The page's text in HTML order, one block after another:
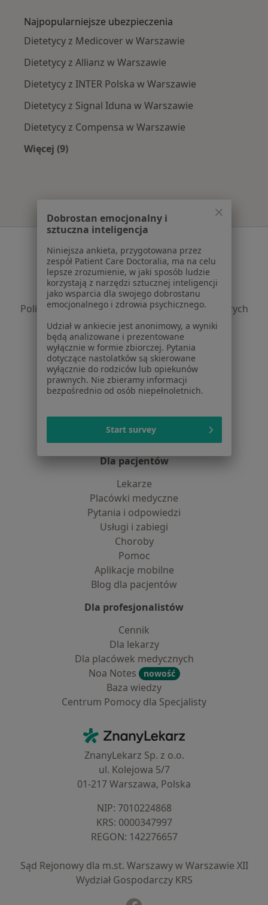
Najpopularniejsze ubezpieczenia
Dietetycy z Medicover w Warszawie
Dietetycy z Allianz w Warszawie
Dietetycy z INTER Polska w Warszawie
Dietetycy z Signal Iduna w Warszawie
Dietetycy z Compensa w Warszawie
Więcej (9)
Regulamin
Polityka prywatności pacjentów
Polityka prywatności profesjonalistów
Polityka prywatności dla profesjonalistów, których
dane pozyskaliśmy samodzielnie
Polityka cookies
Jak działają wyniki wyszukiwania
Dostępność
O nas
Praca Rekrutujemy!
Centrum prasowe
Kontakt
Dla pacjentów
Lekarze
Placówki medyczne
Pytania i odpowiedzi
Usługi i zabiegi
Choroby
Pomoc
Aplikacje mobilne
Blog dla pacjentów
Dla profesjonalistów
Cennik
Dla lekarzy
Dla placówek medycznych
Noa Notes
nowość
Baza wiedzy
Centrum Pomocy dla Specjalisty
ZnanyLekarz - Strona główna
ZnanyLekarz Sp. z o.o.
ul. Kolejowa 5/7
01-217 Warszawa, Polska
NIP: ⁠7010224868
KRS: ⁠0000347997
REGON: ⁠142276657
Sąd Rejonowy dla m.st. Warszawy w Warszawie XII
Wydział Gospodarczy KRS
Dobrostan emocjonalny i
sztuczna inteligencja
Niniejsza ankieta, przygotowana przez
zespół Patient Care Doctoralia, ma na celu
lepsze zrozumienie, w jaki sposób ludzie
korzystają z narzędzi sztucznej inteligencji
jako wsparcia dla swojego dobrostanu
emocjonalnego i zdrowia psychicznego.
Udział w ankiecie jest anonimowy, a wyniki
będą analizowane i prezentowane
wyłącznie w formie zbiorczej. Pytania
dotyczące nastolatków są skierowane
wyłącznie do rodziców lub opiekunów
prawnych. Nie zbieramy informacji
bezpośrednio od osób niepełnoletnich.
Start survey